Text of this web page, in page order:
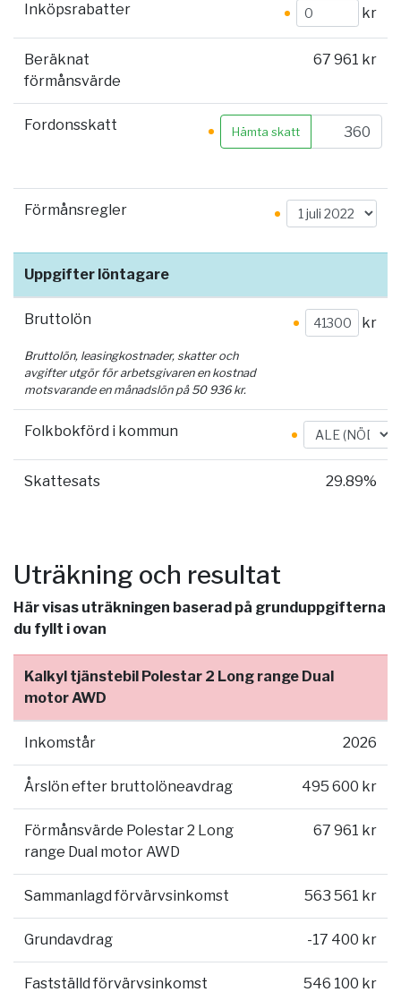
Inköpsrabatter kr
Beräknat
förmånsvärde
67 961 kr
Fordonsskatt Hämta skatt
Förmånsregler
Uppgifter löntagare
Bruttolön kr
Bruttolön, leasingkostnader, skatter och
avgifter utgör för arbetsgivaren en kostnad
motsvarande en månadslön på 50 936kr.
Folkbokförd i kommun
Skattesats 29.89%
Uträkning och resultat
Här visas uträkningen baserad på grunduppgifterna
du fyllt i ovan
Kalkyl tjänstebil Polestar 2 Long range Dual
motor AWD
Inkomstår 2026
Årslön efter bruttolöneavdrag 495 600 kr
Förmånsvärde Polestar 2 Long
range Dual motor AWD
67 961 kr
Sammanlagd förvärvsinkomst 563 561 kr
Grundavdrag -17 400 kr
Fastställd förvärvsinkomst 546 100 kr